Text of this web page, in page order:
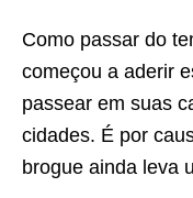
Como passar do
começou a aderir
passear em suas
cidades. É por
brogue ainda leva